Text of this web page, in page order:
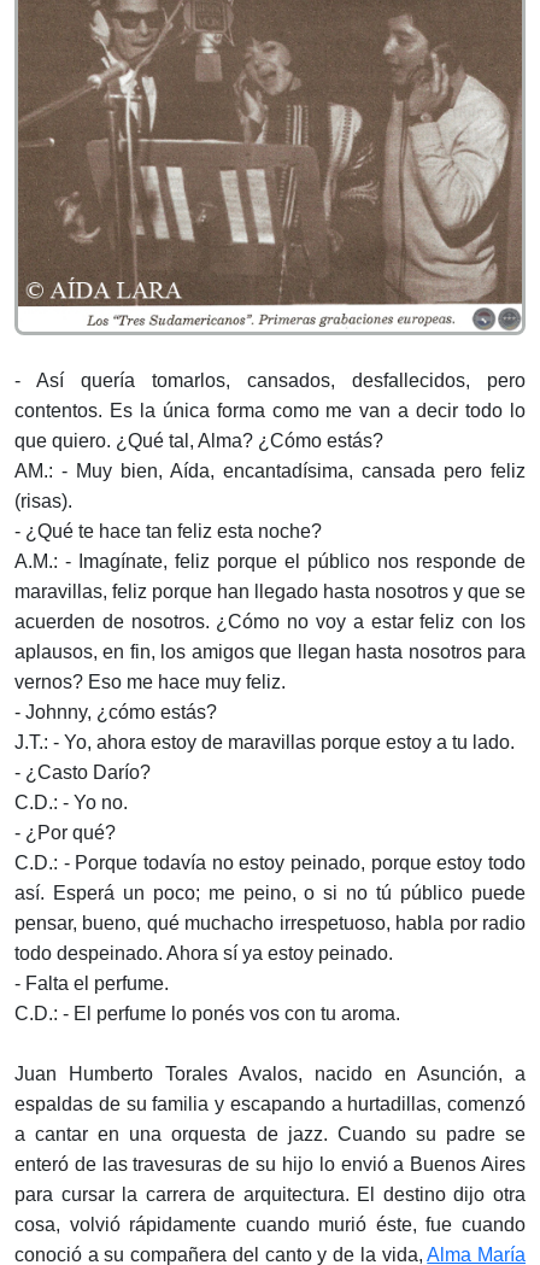
- Así quería tomarlos, cansados, desfallecidos, pero
contentos. Es la única forma como me van a decir todo lo
que quiero. ¿Qué tal, Alma? ¿Cómo estás?
AM.: - Muy bien, Aída, encantadísima, cansada pero feliz
(risas).
- ¿Qué te hace tan feliz esta noche?
A.M.: - Imagínate, feliz porque el público nos responde de
maravillas, feliz porque han llegado hasta nosotros y que se
acuerden de nosotros. ¿Cómo no voy a estar feliz con los
aplausos, en fin, los amigos que llegan hasta nosotros para
vernos? Eso me hace muy feliz.
- Johnny, ¿cómo estás?
J.T.: - Yo, ahora estoy de maravillas porque estoy a tu lado.
- ¿Casto Darío?
C.D.: - Yo no.
- ¿Por qué?
C.D.: - Porque todavía no estoy peinado, porque estoy todo
así. Esperá un poco; me peino, o si no tú público puede
pensar, bueno, qué muchacho irrespetuoso, habla por radio
todo despeinado. Ahora sí ya estoy peinado.
- Falta el perfume.
C.D.: - El perfume lo ponés vos con tu aroma.
Juan Humberto Torales Avalos, nacido en Asunción, a
espaldas de su familia y escapando a hurtadillas, comenzó
a cantar en una orquesta de jazz. Cuando su padre se
enteró de las travesuras de su hijo lo envió a Buenos Aires
para cursar la carrera de arquitectura. El destino dijo otra
cosa, volvió rápidamente cuando murió éste, fue cuando
conoció a su compañera del canto y de la vida,Alma María